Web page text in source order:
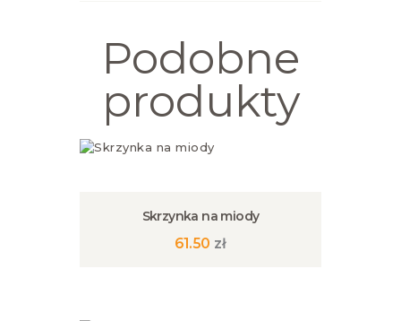
Podobne
produkty
Skrzynka na miody
61.50 zł